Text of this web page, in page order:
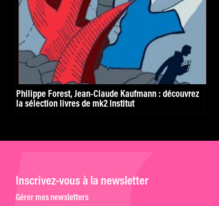
Philippe Forest, Jean-Claude Kaufmann : découvrez
la sélection livres de mk2 Institut
Inscrivez-vous à la newsletter
Gérer mes newsletters